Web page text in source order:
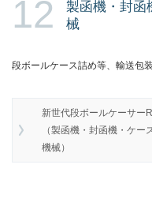
12
製函機・封函
械
段ボールケース詰め等、輸送包
新世代段ボールケーサ
（製函機・封函機・ケー
機械）